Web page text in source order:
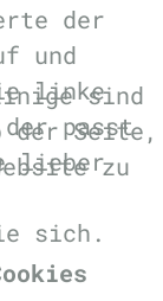
der
und
linke
passt
lieber
sich.
sind
der Seite,
zu